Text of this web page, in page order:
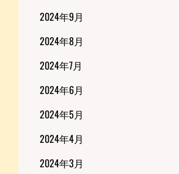
2024年9月
2024年8月
2024年7月
2024年6月
2024年5月
2024年4月
2024年3月